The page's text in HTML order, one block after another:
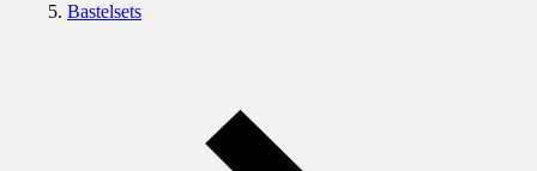
Bastelsets